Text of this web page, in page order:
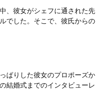
、彼女がシェフに通された先
でした。そこで、彼氏からの
ぱりした彼女のプロポーズか
結婚式までのインタビューレ